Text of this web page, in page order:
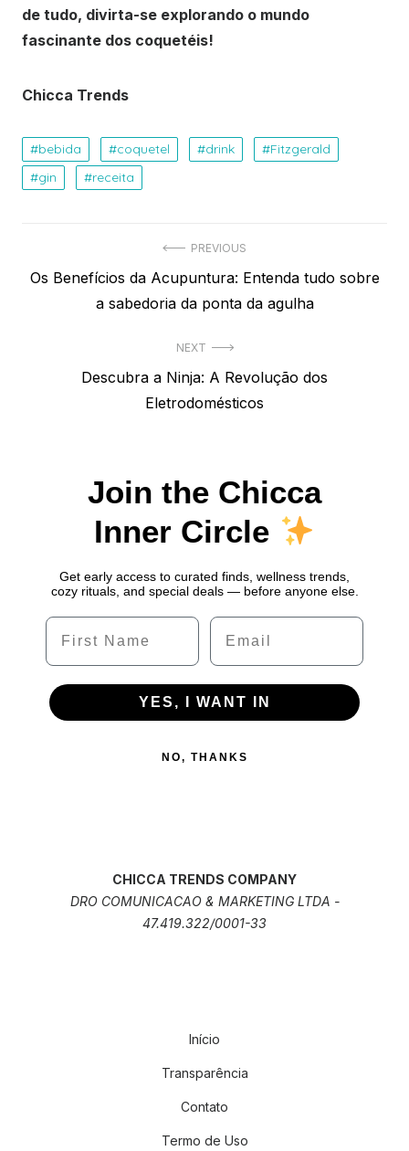
de tudo, divirta-se explorando o mundo
fascinante dos coquetéis!
Chicca Trends
bebida coquetel drink
Fitzgerald
gin
receita
de
PREVIOUS
Previous
Os Benefícios da Acupuntura: Entenda tudo sobre
a sabedoria da ponta da agulha
NEXT
Descubra a Ninja: A Revolução dos
Eletrodomésticos
Join the Chicca
Inner Circle
Get early access to curated finds, wellness trends,
cozy rituals, and special deals — before anyone else.
Name Email
YES, I WANT IN
NO, THANKS
CHICCA TRENDS COMPANY
DRO COMUNICACAO & MARKETING LTDA -
47.419.322/0001-33
Início
Transparência
Contato
Termo de Uso